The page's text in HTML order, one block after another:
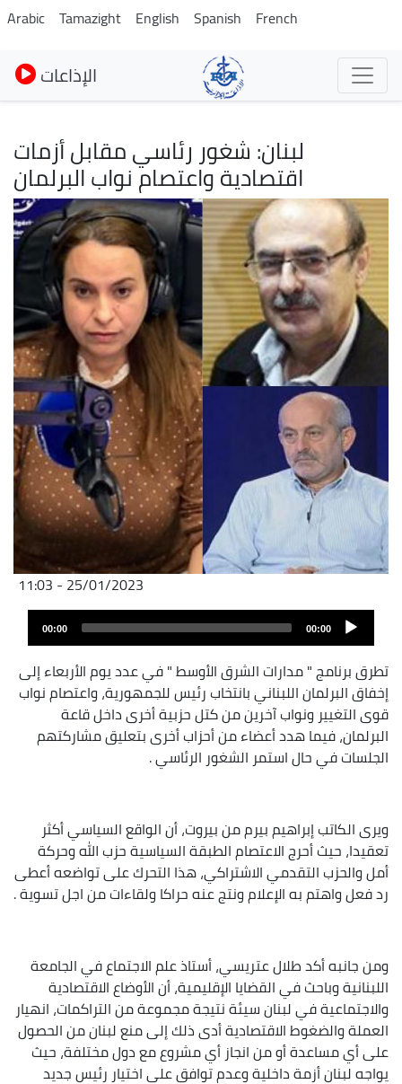
Skip
to
main
content
Arabic Tamazight English Spanish French
الإذاعات
لبنان: شغور رئاسي مقابل أزمات
اقتصادية واعتصام نواب البرلمان
Image
25/01/2023 - 11:03
00:00
00:00
تطرق برنامج " مدارات الشرق الأوسط " في عدد يوم الأربعاء إلى
إخفاق البرلمان اللبناني بانتخاب رئيس للجمهورية، واعتصام نواب
قوى التغيير ونواب آخرين من كتل حزبية أخرى داخل قاعة
البرلمان، فيما هدد أعضاء من أحزاب أخرى بتعليق مشاركتهم
الجلسات في حال استمر الشغور الرئاسي .
ويرى الكاتب إبراهيم بيرم من بيروت، أن الواقع السياسي أكثر
تعقيدا، حيث أحرج الاعتصام الطبقة السياسية حزب الله وحركة
أمل والحزب التقدمي الاشتراكي، هذا التحرك على تواضعه أعطى
رد فعل واهتم به الإعلام ونتج عنه حراكا ولقاءات من اجل تسوية .
ومن جانبه أكد طلال عتريسي، أستاذ علم الاجتماع في الجامعة
اللبنانية وباحث في القضايا الإقليمية، أن الأوضاع الاقتصادية
والاجتماعية في لبنان سيئة نتيجة مجموعة من التراكمات، انهيار
العملة والضغوط الاقتصادية أدى ذلك إلى منع لبنان من الحصول
على أي مساعدة أو من انجاز أي مشروع مع دول مختلفة، حيث
يواجه لبنان أزمة داخلية وعدم توافق على اختيار رئيس جديد